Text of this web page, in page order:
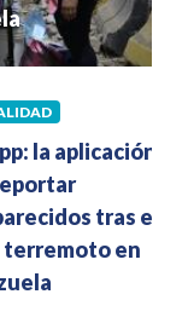
la aplicación
tras el
terremoto en